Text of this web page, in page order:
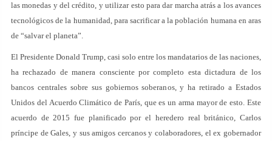
las monedas y del crédito, y utilizar esto para dar marcha atrás a los avances
tecnológicos de la humanidad, para sacrificar a la población humana en aras
de “salvar el planeta”.
El Presidente Donald Trump, casi solo entre los mandatarios de las naciones,
ha rechazado de manera consciente por completo esta dictadura de los
bancos centrales sobre sus gobiernos soberanos, y ha retirado a Estados
Unidos del Acuerdo Climático de París, que es un arma mayor de esto. Este
acuerdo de 2015 fue planificado por el heredero real británico, Carlos
príncipe de Gales, y sus amigos cercanos y colaboradores, el ex gobernador